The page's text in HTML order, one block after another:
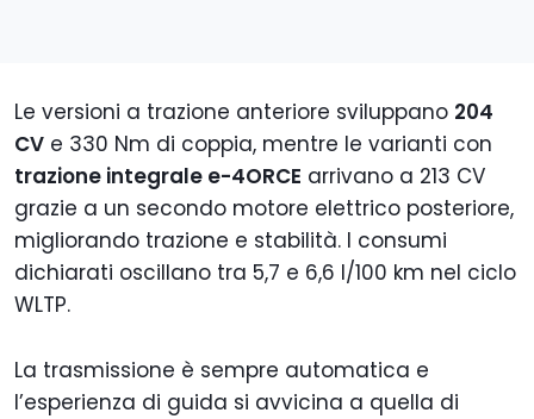
Le versioni a trazione anteriore sviluppano 204
CV e 330 Nm di coppia, mentre le varianti con
trazione integrale e-4ORCE arrivano a 213 CV
grazie a un secondo motore elettrico posteriore,
migliorando trazione e stabilità. I consumi
dichiarati oscillano tra 5,7 e 6,6 l/100 km nel ciclo
WLTP.
La trasmissione è sempre automatica e
l’esperienza di guida si avvicina a quella di